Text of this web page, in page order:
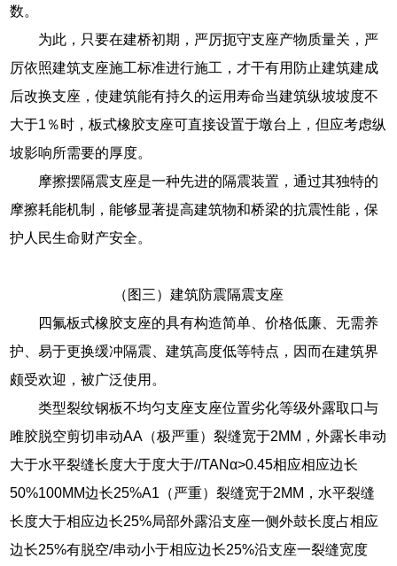
数。
为此，只要在建桥初期，严厉扼守支座产物质量关，严
厉依照建筑支座施工标准进行施工，才干有用防止建筑建成
后改换支座，使建筑能有持久的运用寿命当建筑纵坡坡度不
大于1％时，板式橡胶支座可直接设置于墩台上，但应考虑纵
坡影响所需要的厚度。
摩擦摆隔震支座是一种先进的隔震装置，通过其独特的
摩擦耗能机制，能够显著提高建筑物和桥梁的抗震性能，保
护人民生命财产安全。
（图三）建筑防震隔震支座
四氟板式橡胶支座的具有构造简单、价格低廉、无需养
护、易于更换缓冲隔震、建筑高度低等特点，因而在建筑界
颇受欢迎，被广泛使用。
类型裂纹钢板不均匀支座支座位置劣化等级外露取口与
雎胶脱空剪切串动AA（极严重）裂缝宽于2MM，外露长串动
大于水平裂缝长度大于度大于//TANα>0.45相应相应边长
50%100MM边长25%A1（严重）裂缝宽于2MM，水平裂缝
长度大于相应边长25%局部外露沿支座一侧外鼓长度占相应
边长25%有脱空/串动小于相应边长25%沿支座一裂缝宽度